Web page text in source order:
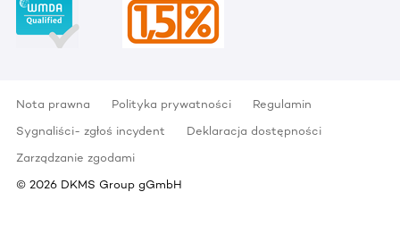
Nota prawna Polityka prywatności
Regulamin
Sygnaliści- zgłoś incydent
Deklaracja dostępności
Zarządzanie zgodami
© 2026 DKMS Group gGmbH